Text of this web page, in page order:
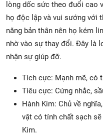
lòng dốc sức theo đuổi cao
họ độc lập và vui sướng với
năng bản thân nên họ kém
nhờ vào sự thay đổi. Đây là
nhận sự giúp đỡ.
Tích cực: Mạnh mẽ, có
Tiêu cực: Cứng nhắc,
Hành Kim: Chủ về
vật có tính chất sạch
Kim.